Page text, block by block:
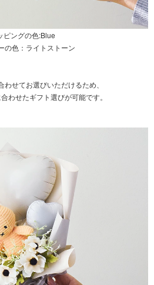
ピングの色:Blue
の色：ライトストーン
わせてお選びいただけるため、
わせたギフト選びが可能です。